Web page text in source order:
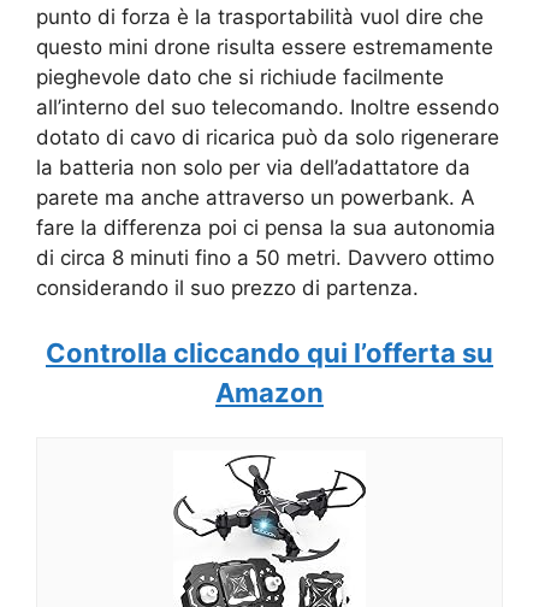
punto di forza è la trasportabilità vuol dire che
questo mini drone risulta essere estremamente
pieghevole dato che si richiude facilmente
all’interno del suo telecomando. Inoltre essendo
dotato di cavo di ricarica può da solo rigenerare
la batteria non solo per via dell’adattatore da
parete ma anche attraverso un powerbank. A
fare la differenza poi ci pensa la sua autonomia
di circa 8 minuti fino a 50 metri. Davvero ottimo
considerando il suo prezzo di partenza.
Controlla cliccando qui l’offerta su
Amazon